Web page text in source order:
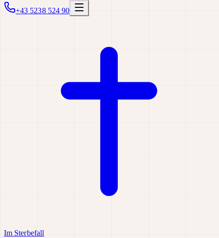
+43 5238 524 90
Im Sterbefall